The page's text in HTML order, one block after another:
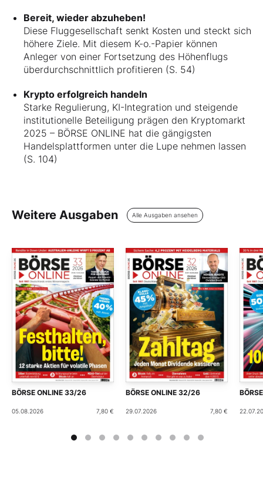
Bereit, wieder abzuheben!
Diese Fluggesellschaft senkt Kosten und steckt sich
höhere Ziele. Mit diesem K-o.-Papier können
Anleger von einer Fortsetzung des Höhenflugs
überdurchschnittlich profitieren (S. 54)
Krypto erfolgreich handeln
Starke Regulierung, KI-Integration und steigende
institutionelle Beteiligung prägen den Kryptomarkt
2025 – BÖRSE ONLINE hat die gängigsten
Handelsplattformen unter die Lupe nehmen lassen
(S. 104)
Weitere Ausgaben Alle Ausgaben ansehen
BÖRSE ONLINE 33/26
05.08.2026 7,80 €
BÖRSE ONLINE 32/26
29.07.2026 7,80 €